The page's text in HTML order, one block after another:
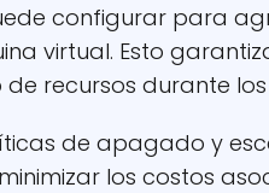
configurar para
virtual. Esto
de recursos durante
de apagado y
los costos